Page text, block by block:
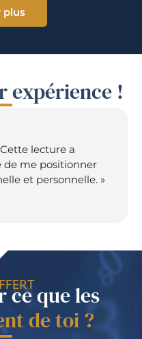
plus
expérience !
lecture a
me positionner
et personnelle. »
ce que les
de toi ?